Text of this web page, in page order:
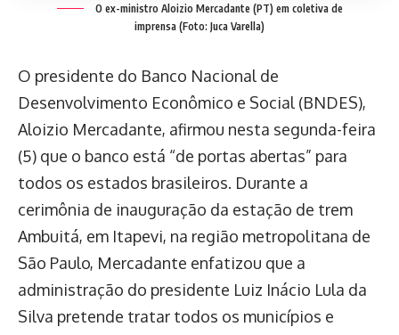
O ex-ministro Aloizio Mercadante (PT) em coletiva de
imprensa (Foto: Juca Varella)
O presidente do Banco Nacional de
Desenvolvimento Econômico e Social (BNDES),
Aloizio Mercadante, afirmou nesta segunda-feira
(5) que o banco está “de portas abertas” para
todos os estados brasileiros. Durante a
cerimônia de inauguração da estação de trem
Ambuitá, em Itapevi, na região metropolitana de
São Paulo, Mercadante enfatizou que a
administração do presidente Luiz Inácio Lula da
Silva pretende tratar todos os municípios e